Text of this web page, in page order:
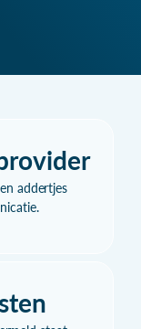
addertjes